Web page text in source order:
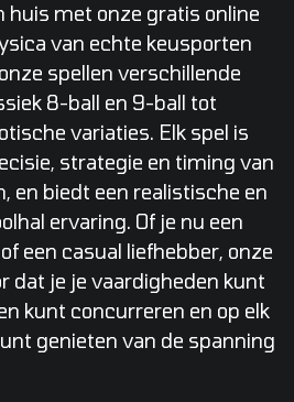
huis met onze gratis online
van echte keusporten
spellen verschillende
8-ball en 9-ball tot
variaties. Elk spel is
strategie en timing van
en biedt een realistische en
ervaring. Of je nu een
een casual liefhebber, onze
dat je je vaardigheden kunt
kunt concurreren en op elk
genieten van de spanning